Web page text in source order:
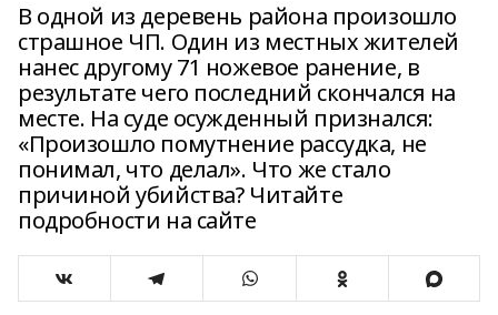
В одной из деревень района произошло
страшное ЧП. Один из местных жителей
нанес другому 71 ножевое ранение, в
результате чего последний скончался на
месте. На суде осужденный признался:
«Произошло помутнение рассудка, не
понимал, что делал». Что же стало
причиной убийства? Читайте
подробности на сайте